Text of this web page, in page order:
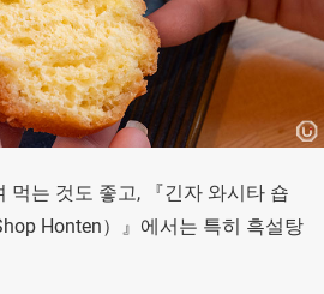
먹는 것도 좋고, 『긴자 와시타 숍
Honten）』에서는 특히 흑설탕